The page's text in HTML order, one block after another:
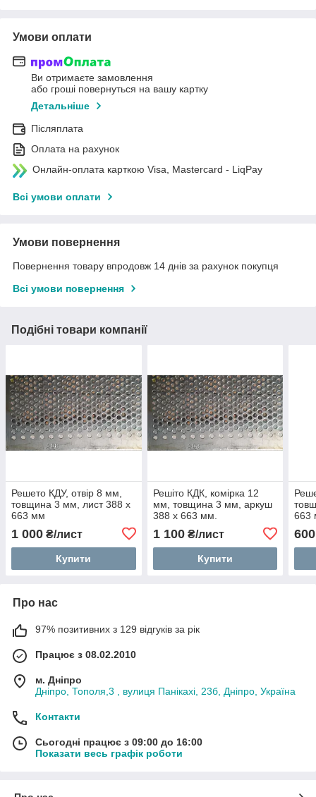
Умови оплати
Ви отримаєте замовлення
або гроші повернуться на вашу картку
Детальніше
Післяплата
Оплата на рахунок
Онлайн-оплата карткою Visa, Mastercard - LiqPay
Всі умови оплати
Умови повернення
Повернення товару впродовж 14 днів за рахунок покупця
Всі умови повернення
Подібні товари компанії
Решето КДУ, отвір 8 мм,
товщина 3 мм, лист 388 х
663 мм
1 000 ₴/лист
Купити
Решіто КДК, комірка 12
мм, товщина 3 мм, аркуш
388 х 663 мм.
1 100₴/лист
Купити
663
600
Про нас
97% позитивних з 129 відгуків за рік
Працює з 08.02.2010
м. Дніпро
Дніпро, Тополя,3 , вулиця Панікахі, 23б, Дніпро, Україна
Контакти
Сьогодні працює з 09:00 до 16:00
Показати весь графік роботи